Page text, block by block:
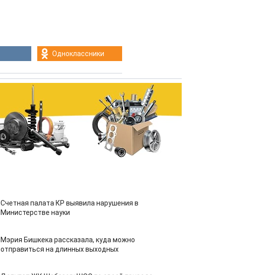
Одноклассники
Счетная палата КР выявила нарушения в
Министерстве науки
Мэрия Бишкека рассказала, куда можно
отправиться на длинных выходных